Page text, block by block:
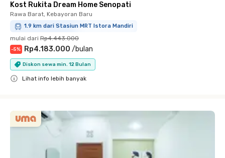
Kost Rukita Dream Home Senopati
Rawa Barat, Kebayoran Baru
1.9 km dari Stasiun MRT Istora Mandiri
mulai dari Rp4.443.000
-5% Rp4.183.000 /bulan
Diskon sewa min. 12 Bulan
Lihat info lebih banyak